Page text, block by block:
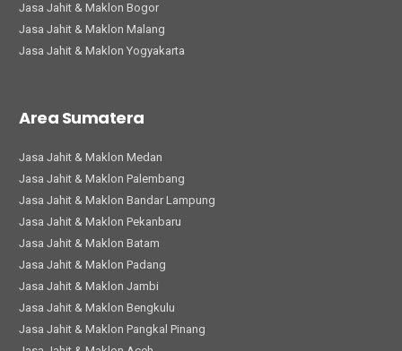
Jasa Jahit & Maklon Bogor
Jasa Jahit & Maklon Malang
Jasa Jahit & Maklon Yogyakarta
Area Sumatera
Jasa Jahit & Maklon Medan
Jasa Jahit & Maklon Palembang
Jasa Jahit & Maklon Bandar Lampung
Jasa Jahit & Maklon Pekanbaru
Jasa Jahit & Maklon Batam
Jasa Jahit & Maklon Padang
Jasa Jahit & Maklon Jambi
Jasa Jahit & Maklon Bengkulu
Jasa Jahit & Maklon Pangkal Pinang